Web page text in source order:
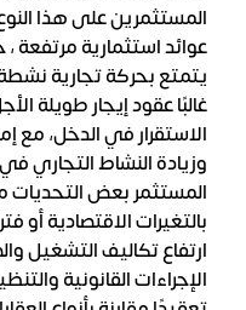
المستثمرين على هذا
عوائد استثمارية مرتفعة
يتمتع بحركة تجارية
غالبًا عقود إيجار طويلة
الاستقرار في الدخل، مع
وزيادة النشاط التجاري
المستثمر بعض التحديات
بالتغيرات الاقتصادية أو
ارتفاع تكاليف التشغيل
الإجراءات القانونية